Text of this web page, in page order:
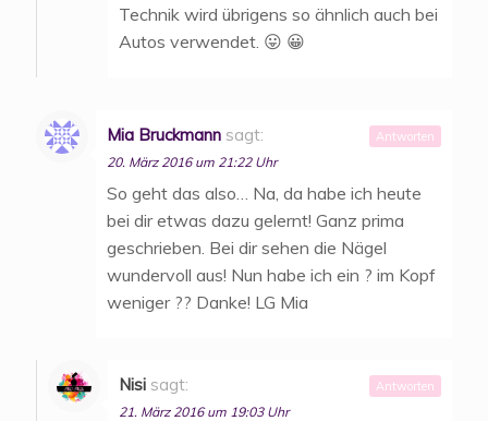
Technik wird übrigens so ähnlich auch bei
Autos verwendet. 😛 😀
Mia Bruckmann sagt:
20. März 2016 um 21:22 Uhr
So geht das also… Na, da habe ich heute
bei dir etwas dazu gelernt! Ganz prima
geschrieben. Bei dir sehen die Nägel
wundervoll aus! Nun habe ich ein ? im Kopf
weniger ?? Danke! LG Mia
Antworten
Nisi sagt:
21. März 2016 um 19:03 Uhr
Antworten